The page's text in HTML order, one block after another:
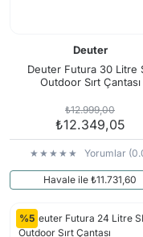
Deuter
Deuter Futura 30 Litre
Outdoor Sırt Çantası
₺12.999,00
₺12.349,05
Yorumlar
Havale ile ₺11.731,60
%5